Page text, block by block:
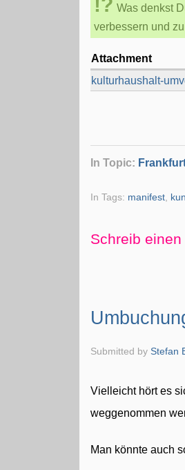
Was denkst
verbessern und
Attachment
kulturhaushalt-
In Topic:
In Tags: manifest
Schreib
Submitted byStefan
Vielleicht hört es
weggenommen
Man könnte auch